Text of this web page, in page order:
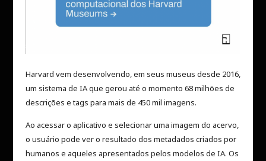
Harvard vem desenvolvendo, em seus museus desde 2016,
um sistema de IA que gerou até o momento 68 milhões de
descrições e tags para mais de 450 mil imagens.
Ao acessar o aplicativo e selecionar uma imagem do acervo,
o usuário pode ver o resultado dos metadados criados por
humanos e aqueles apresentados pelos modelos de IA. Os